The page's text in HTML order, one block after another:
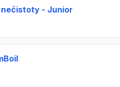
- Junior